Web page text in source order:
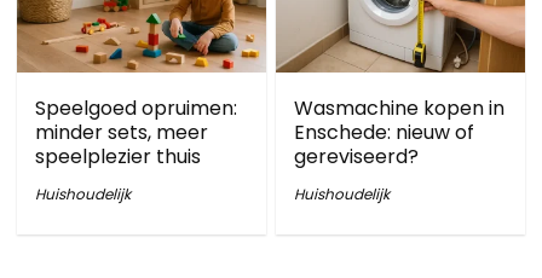
Speelgoed opruimen:
minder sets, meer
speelplezier thuis
Huishoudelijk
Wasmachine kopen in
Enschede: nieuw of
gereviseerd?
Huishoudelijk